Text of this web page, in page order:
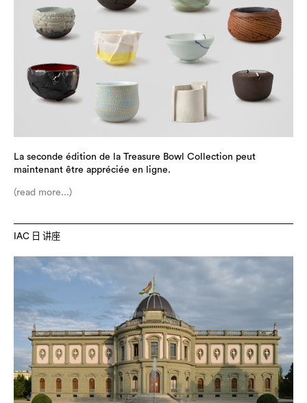
La seconde édition de la Treasure Bowl Collection peut
maintenant être appréciée en ligne.
(read more...)
IAC 日 讲座